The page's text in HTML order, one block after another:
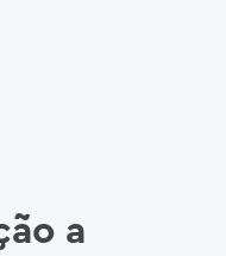
a